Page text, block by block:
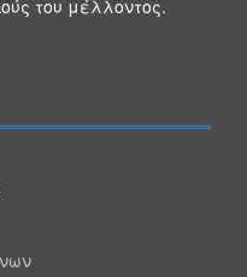
του μέλλοντος.